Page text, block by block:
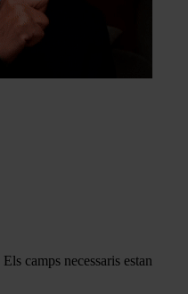
Els camps necessaris estan